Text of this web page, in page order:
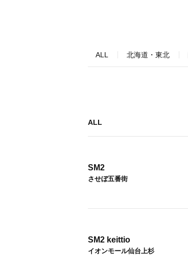
ALL 北海道・東北
ALL
SM2
させぼ五番街
SM2 keittio
イオンモール仙台上杉